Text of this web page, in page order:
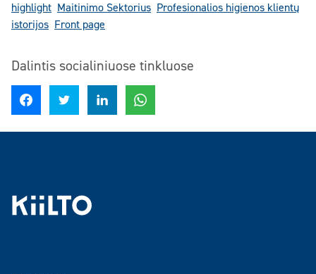
highlight Maitinimo Sektorius Profesionalios higienos klientų
istorijos Front page
Dalintis socialiniuose tinkluose
Dalintis Facebook Dalintis Twitter Dalintis LinkedIn